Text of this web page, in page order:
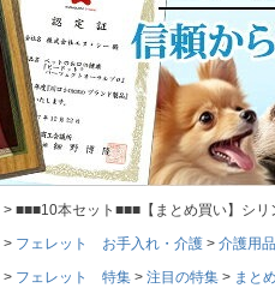
■■■10本セット■■■【まとめ買い】シ
フェレット お手入れ・介護 介護用品
フェレット 特集 注目の特集 まと